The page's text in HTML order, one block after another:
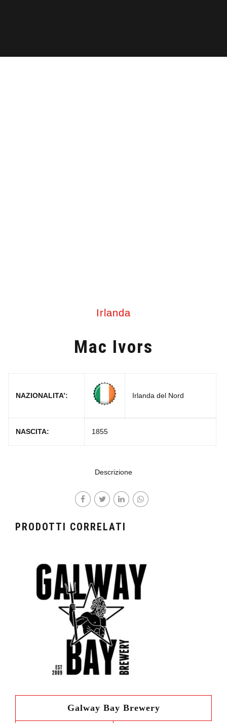
Irlanda
Mac Ivors
NAZIONALITA’: Irlanda del Nord
NASCITA: 1855
Descrizione
PRODOTTI CORRELATI
Galway Bay Brewery